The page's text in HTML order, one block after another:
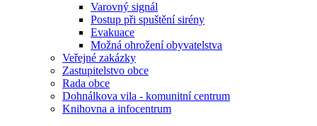
Varovný signál
Postup při spuštění sirény
Evakuace
Možná ohrožení obyvatelstva
Veřejné zakázky
Zastupitelstvo obce
Rada obce
Dohnálkova vila - komunitní centrum
Knihovna a infocentrum